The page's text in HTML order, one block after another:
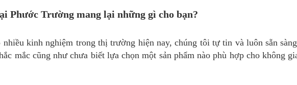
Phước Trường mang lại những gì cho bạn?
kinh nghiệm trong thị trường hiện nay, chúng tôi tự tin và luôn sẵn
mắc cũng như chưa biết lựa chọn một sản phẩm nào phù hợp cho không